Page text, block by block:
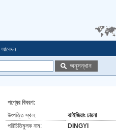
আবেদন
অনুসন্ধান
পণ্যের বিবরণ:
উৎপত্তি স্থল:
ঝাইজিয়াং চায়না
পরিচিতিমুলক নাম:
DINGYI